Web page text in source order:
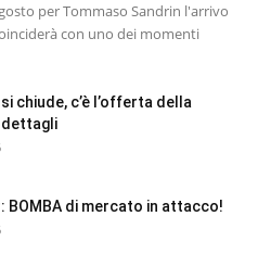
per Tommaso Sandrin l'arrivo
con uno dei momenti
chiude, c’è l’offerta della
dettagli
BOMBA di mercato in attacco!